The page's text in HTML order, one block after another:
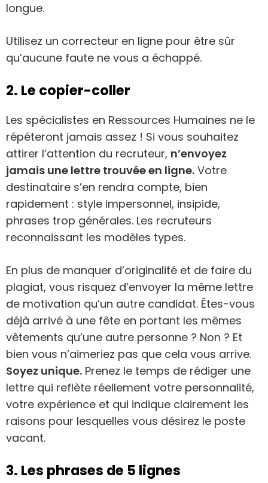
longue.
Utilisez un correcteur en ligne pour être sûr
qu’aucune faute ne vous a échappé.
2. Le copier-coller
Les spécialistes en Ressources Humaines ne le
répéteront jamais assez ! Si vous souhaitez
attirer l’attention du recruteur, n’envoyez
jamais une lettre trouvée en ligne. Votre
destinataire s’en rendra compte, bien
rapidement : style impersonnel, insipide,
phrases trop générales. Les recruteurs
reconnaissant les modèles types.
En plus de manquer d’originalité et de faire du
plagiat, vous risquez d’envoyer la même lettre
de motivation qu’un autre candidat. Êtes-vous
déjà arrivé à une fête en portant les mêmes
vêtements qu’une autre personne ? Non ? Et
bien vous n’aimeriez pas que cela vous arrive.
Soyez unique. Prenez le temps de rédiger une
lettre qui reflète réellement votre personnalité,
votre expérience et qui indique clairement les
raisons pour lesquelles vous désirez le poste
vacant.
3. Les phrases de 5 lignes